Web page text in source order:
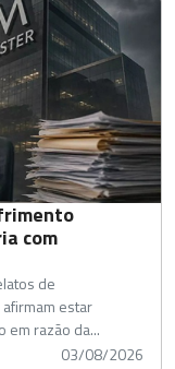
com
de
estar
razão da...
03/08/2026